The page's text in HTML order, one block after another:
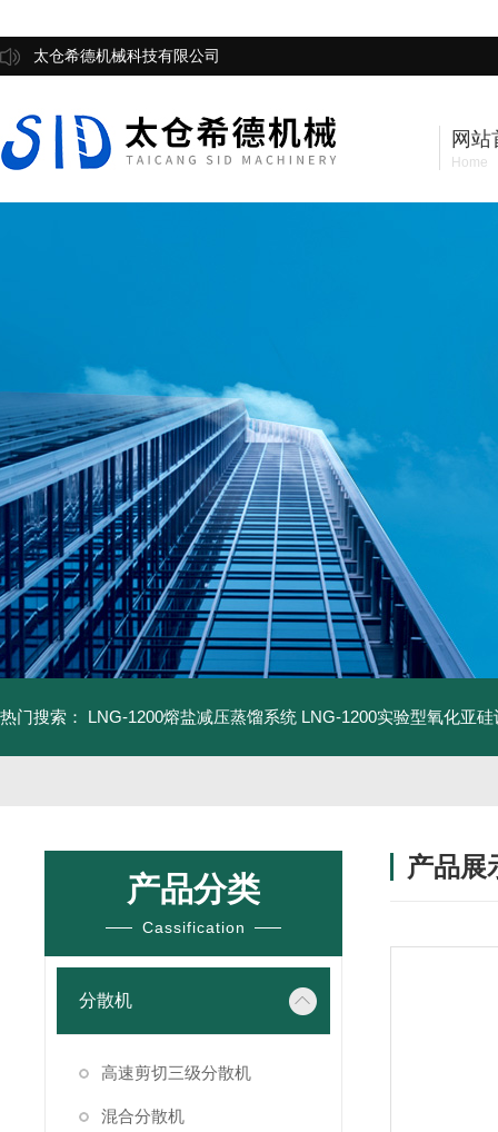
太仓希德机械科技有限公司
网站
Home
热门搜索： LNG-1200熔盐减压蒸馏系统 LNG-1200实验型氧化亚硅
产品分类
Cassification
分散机
高速剪切三级分散机
混合分散机
产品展